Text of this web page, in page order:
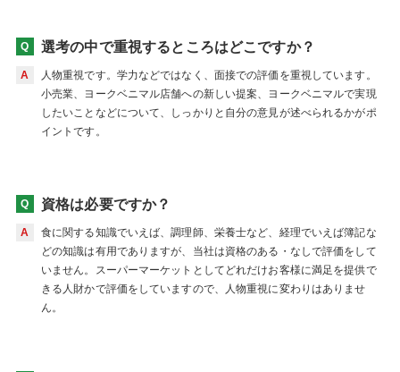
選考の中で重視するところはどこですか？
人物重視です。学力などではなく、面接での評価を重視しています。
小売業、ヨークベニマル店舗への新しい提案、ヨークベニマルで実現
したいことなどについて、しっかりと自分の意見が述べられるかがポ
イントです。
資格は必要ですか？
食に関する知識でいえば、調理師、栄養士など、経理でいえば簿記な
どの知識は有用でありますが、当社は資格のある・なしで評価をして
いません。スーパーマーケットとしてどれだけお客様に満足を提供で
きる人財かで評価をしていますので、人物重視に変わりはありませ
ん。